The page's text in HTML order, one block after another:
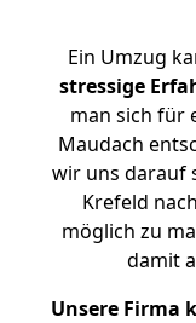
Ein Umzug
stressige
man sich für
Maudach
wir uns darauf
Krefeld
möglich zu
damit
Unsere Firma